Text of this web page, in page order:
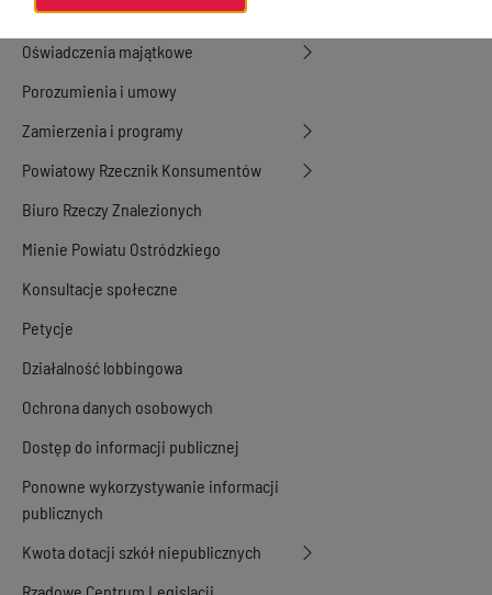
Organy Powiatu
Oświadczenia majątkowe
Porozumienia i umowy
Zamierzenia i programy
Powiatowy Rzecznik Konsumentów
Biuro Rzeczy Znalezionych
Mienie Powiatu Ostródzkiego
Konsultacje społeczne
Petycje
Działalność lobbingowa
Ochrona danych osobowych
Dostęp do informacji publicznej
Ponowne wykorzystywanie informacji
publicznych
Kwota dotacji szkół niepublicznych